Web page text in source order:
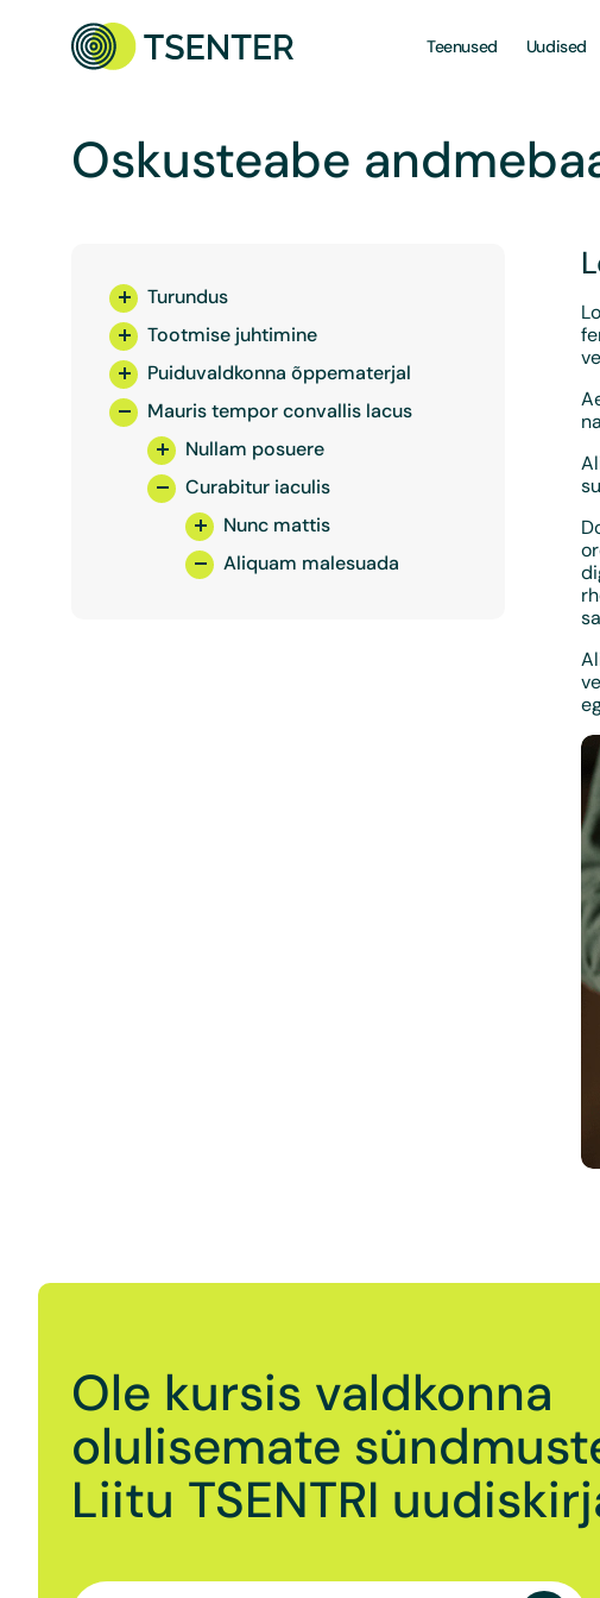
Teenused Uudised
Oskusteabe
Turundus
Tootmise juhtimine
Puiduvaldkonna õppematerjal
Mauris tempor convallis lacus
Nullam posuere
Curabitur iaculis
Nunc mattis
Aliquam malesuada
Ole kursis valdkonna
olulisemate
Liitu TSENTRI